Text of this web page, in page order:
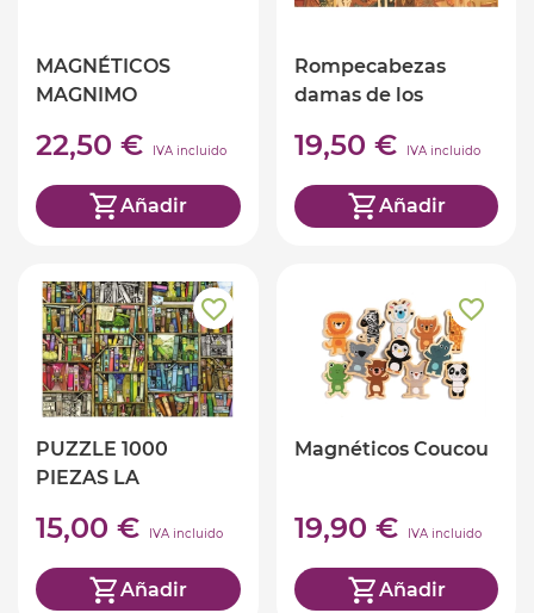
MAGNÉTICOS
MAGNIMO
22,50 € IVA incluido
Añadir
Rompecabezas
damas de los
piezas
19,50 € IVA incluido
Añadir
PUZZLE 1000
PIEZAS LA
EXTRAÑA
15,00 € IVA incluido
Añadir
Magnéticos Coucou
19,90 € IVA incluido
Añadir